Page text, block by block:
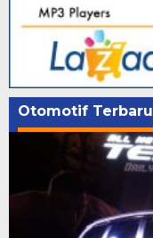
Otomotif Terbaru